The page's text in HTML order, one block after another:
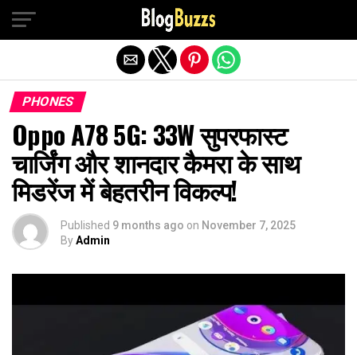
PHONES
Oppo A78 5G: 33W सुपरफास्ट
चार्जिंग और शानदार कैमरा के साथ
मिडरेंज में बेहतरीन विकल्प!
Published 9 months ago on November 7, 2025
ByAdmin
Exit mobile version